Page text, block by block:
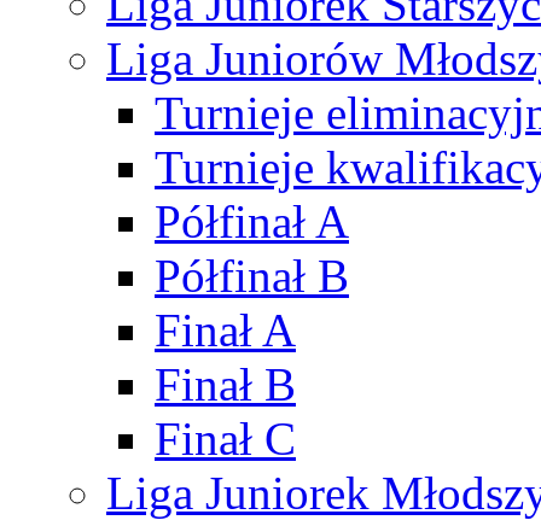
Liga Juniorów
Turnieje
Turnieje
Półfinał A
Półfinał B
Finał A
Finał B
Finał C
Liga Juniorek